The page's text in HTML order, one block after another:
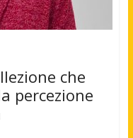
che
percezione